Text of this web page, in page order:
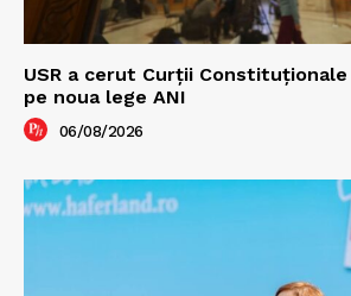
USR a cerut Curții
pe noua lege ANI
06/08/2026